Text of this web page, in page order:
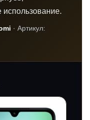
· Артикул: